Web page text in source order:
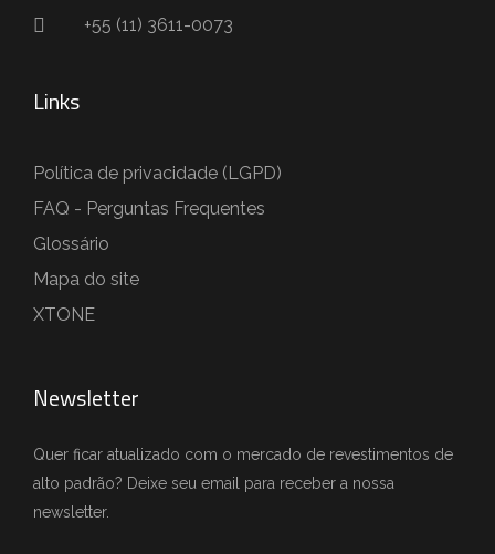
+55 (11) 3611-0073
Links
Política de privacidade (LGPD)
FAQ - Perguntas Frequentes
Glossário
Mapa do site
XTONE
Newsletter
Quer ficar atualizado com o mercado de revestimentos de
alto padrão? Deixe seu email para receber a nossa
newsletter.